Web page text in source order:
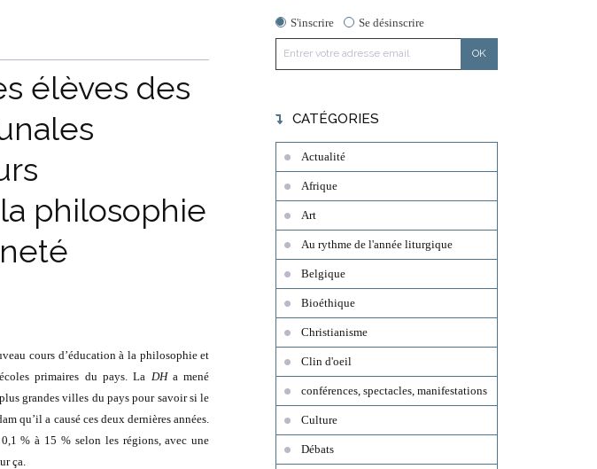
élèves des
philosophie
cours d’éducation à la philosophie et
primaires du pays. La DHa mené
grandes villes du pays pour savoir si le
qu’il a causé ces deux dernières années.
% à 15 % selon les régions, avec une
ça.
S'inscrire Se désinscrire
CATÉGORIES
Actualité
Afrique
Art
Au rythme de l'année liturgique
Belgique
Bioéthique
Christianisme
Clin d'oeil
conférences, spectacles, manifestations
Culture
Débats